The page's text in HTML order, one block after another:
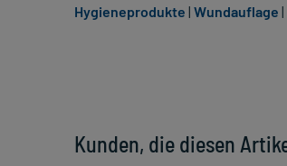
Kunden, die diesen
Hygieneprodukte | Wundauflage |